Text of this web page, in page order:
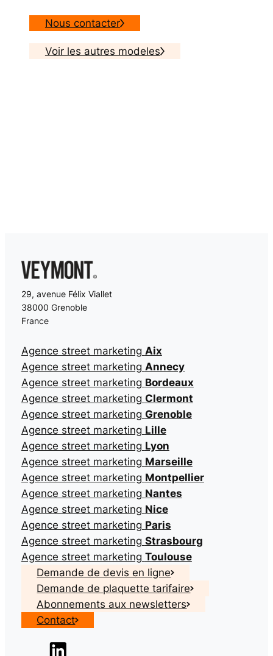
Nous contacter
Voir les autres modeles
29, avenue Félix Viallet
38000 Grenoble
France
Agence street marketing Aix
Agence street marketing Annecy
Agence street marketing Bordeaux
Agence street marketing Clermont
Agence street marketing Grenoble
Agence street marketing Lille
Agence street marketing Lyon
Agence street marketing Marseille
Agence street marketing Montpellier
Agence street marketing Nantes
Agence street marketing Nice
Agence street marketing Paris
Agence street marketing Strasbourg
Agence street marketing Toulouse
Demande de devis en ligne
Demande de plaquette tarifaire
Abonnements aux newsletters
Contact